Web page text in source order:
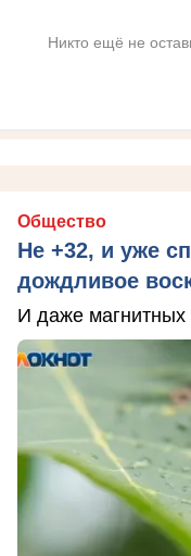
Никто ещё не
Общество
Не +32, и уже
дождливое
И даже магнитных